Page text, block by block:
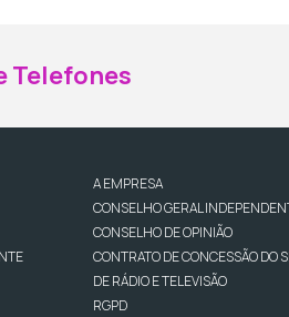
Telefones
A EMPRESA
CONSELHO GERAL
CONSELHO DE OPINIÃO
CONTRATO DE CONCESSÃO DO
DE RÁDIO E TELEVISÃO
RGPD